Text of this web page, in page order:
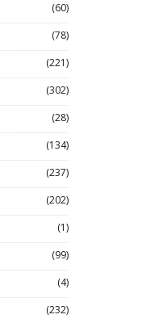
(60)
(78)
(221)
(302)
(28)
(134)
(237)
(202)
(1)
(99)
(4)
(232)